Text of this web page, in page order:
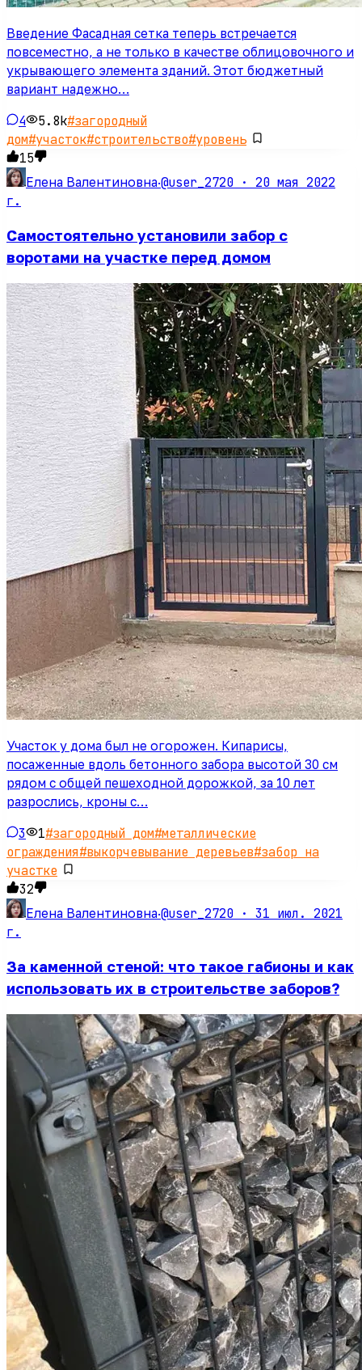
Введение Фасадная сетка теперь встречается
повсеместно, а не только в качестве облицовочного и
укрывающего элемента зданий. Этот бюджетный
вариант надежно…
4 5.8k#загородный
дом#участок#строительство#уровень
15
Елена Валентиновна·@user_2720 · 20 мая 2022
г.
Самостоятельно установили забор с
воротами на участке перед домом
Участок у дома был не огорожен. Кипарисы,
посаженные вдоль бетонного забора высотой 30 см
рядом с общей пешеходной дорожкой, за 10 лет
разрослись, кроны с…
3 1#загородный дом#металлические
ограждения#выкорчевывание деревьев#забор на
участке
32
Елена Валентиновна·@user_2720 · 31 июл. 2021
г.
За каменной стеной: что такое габионы и как
использовать их в строительстве заборов?